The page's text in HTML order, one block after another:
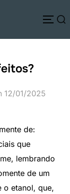
Pesquisar
Postado
12/01/2025
de:
que
lembrando
de um
o etanol, que,